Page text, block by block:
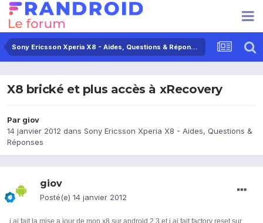
Sony Ericsson Xperia X8 - Aides, Questions & Réponses
X8 brické et plus accès à xRecovery
Par giov
14 janvier 2012 dans Sony Ericsson Xperia X8 - Aides, Questions &
Réponses
giov
Posté(e) 14 janvier 2012